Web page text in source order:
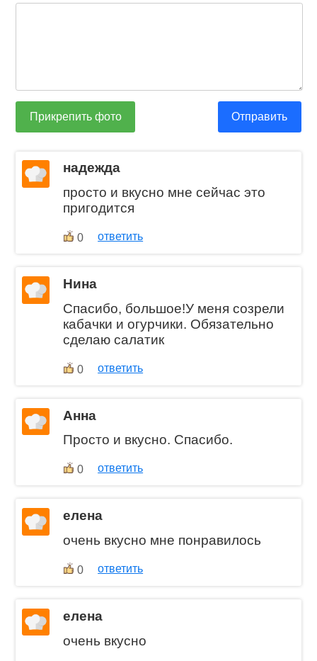
Прикрепить фото Отправить
надежда
просто и вкусно мне сейчас это
пригодится
0 ответить
Нина
Спасибо, большое!У меня созрели
кабачки и огурчики. Обязательно
сделаю салатик
0 ответить
Анна
Просто и вкусно. Спасибо.
0 ответить
елена
очень вкусно мне понравилось
0 ответить
елена
очень вкусно